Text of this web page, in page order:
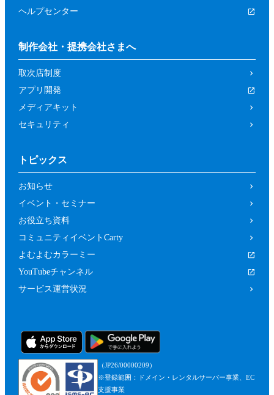
当社は承諾を取り消すことができるものと
暴力団、反政府組織その他の反社会的組
織であるか、若しくはそれらの構成員又
未成年者、成年被後見人、被保佐人又は
被補助人のいずれかであって、本規約に
て、法定代理人、後見人､保佐人又は補
カラーミーショップ利用規約、又は当社
の運営するサービスの利用規約に違反し
ている方又は違反するおそれがあると当
社が判断した方
前２項のため、当社は、参加者（参加の申
し込みをした者を含みます。）に対し、当
確認するための情報（法定代理人の連絡先
を含みます。）が確認できるものを含むが
これに限られません。）の提出を求めるこ
とができるものとし、参加者はこれに従う
ヘルプセンター
制作会社・提携会社さまへ
取次店制度
アプリ開発
メディアキット
セキュリティ
トピックス
お知らせ
イベント・セミナー
お役立ち資料
コミュニティイベントCarty
よむよむカラーミー
YouTubeチャンネル
サービス運営状況
（JP26/00000209）
※登録範囲：ドメイン・レンタルサーバー事業、EC
支援事業